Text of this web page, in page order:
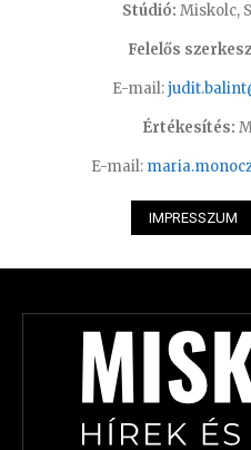
Stúdió: Miskolc,
Felelős
E-mail:
Értékesítés:
E-mail:
IMPRESSZUM